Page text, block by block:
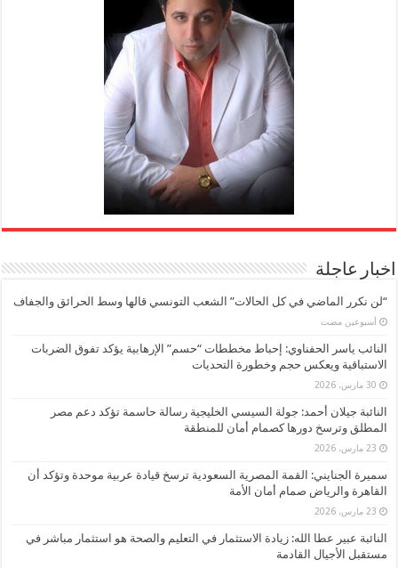
اخبار عاجلة
“لن نكرر الماضي في كل الحالات” الشعب التونسي قالها وسط الحرائق والجفاف
‏أسبوعين مضت
النائب ياسر الحفناوي: إحباط مخططات “حسم” الإرهابية يؤكد تفوق الضربات
الاستباقية ويعكس حجم وخطورة التحديات
30 مارس، 2026
النائبة جيلان أحمد: جولة السيسي الخليجية رسالة حاسمة تؤكد دعم مصر
المطلق وترسخ دورها كصمام أمان للمنطقة
23 مارس، 2026
سميرة الجنايني: القمة المصرية السعودية ترسخ قيادة عربية موحدة وتؤكد أن
القاهرة والرياض صمام أمان الأمة
23 مارس، 2026
النائبة عبير عطا الله: زيادة الاستثمار في التعليم والصحة هو استثمار مباشر في
مستقبل الأجيال القادمة